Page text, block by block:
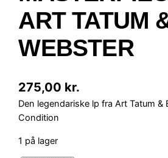
ART TATUM
WEBSTER
275,00 kr.
Den legendariske lp fra Art Tatum &
Condition
1 på lager